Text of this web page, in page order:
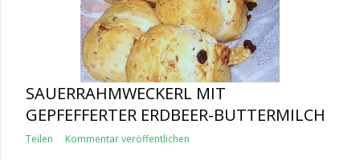
SAUERRAHMWECKERL MIT
GEPFEFFERTER ERDBEER-BUTTERMILCH
Teilen Kommentar veröffentlichen